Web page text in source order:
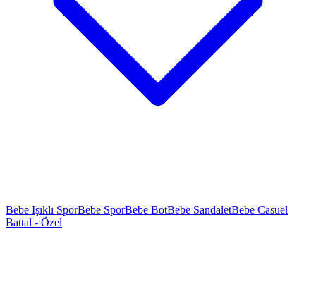
Bebe Işıklı SporBebe SporBebe BotBebe SandaletBebe Casuel
Battal - Özel